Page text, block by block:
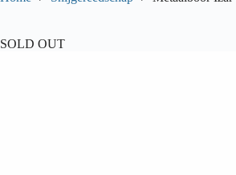
SOLD OUT